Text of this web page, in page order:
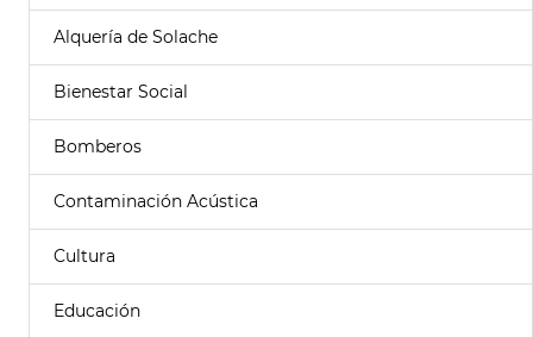
Alquería de Solache
Bienestar Social
Bomberos
Contaminación Acústica
Cultura
Educación